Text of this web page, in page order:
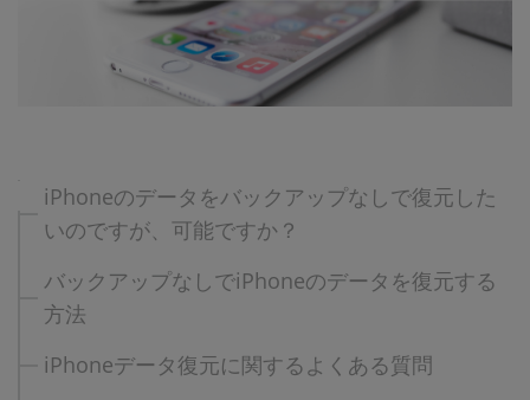
iPhoneのデータをバックアップなしで復元した
いのですが、可能ですか？
バックアップなしでiPhoneのデータを復元する
方法
iPhoneデータ復元に関するよくある質問